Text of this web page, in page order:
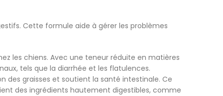
Cette formule aide à gérer les problèmes
les chiens. Avec une teneur réduite en matières
tels que la diarrhée et les flatulences.
des graisses et soutient la santé intestinale. Ce
des ingrédients hautement digestibles, comme